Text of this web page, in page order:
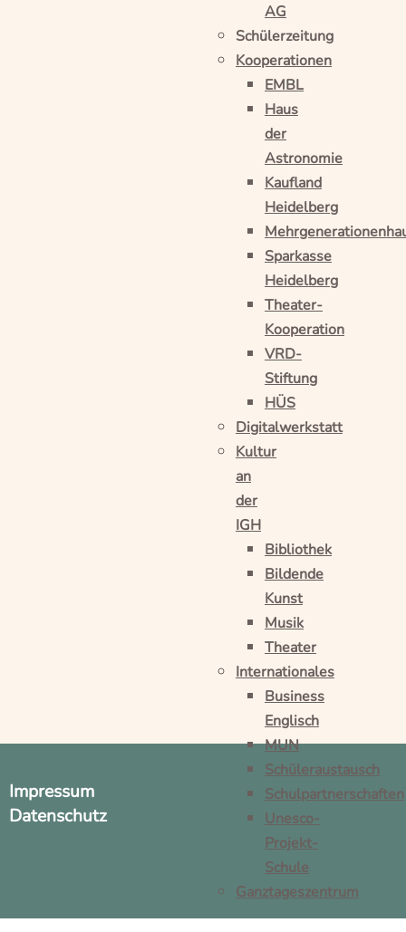
AG
Schülerzeitung
Kooperationen
EMBL
Haus
der
Astronomie
Kaufland
Heidelberg
Sparkasse
Heidelberg
Theater-
Kooperation
VRD-
Stiftung
HÜS
Digitalwerkstatt
Kultur
an
der
IGH
Bibliothek
Bildende
Kunst
Musik
Theater
Internationales
Business
Englisch
MUN
Schüleraustausch
Schulpartnerschaften
Unesco-
Projekt-
Schule
Ganztageszentrum
Impressum
Datenschutz